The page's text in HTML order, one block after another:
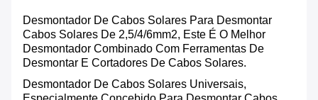
Desmontador De Cabos Solares Para Desmontar
Cabos Solares De 2,5/4/6mm2, Este É O Melhor
Desmontador Combinado Com Ferramentas De
Desmontar E Cortadores De Cabos Solares.
Desmontador De Cabos Solares Universais,